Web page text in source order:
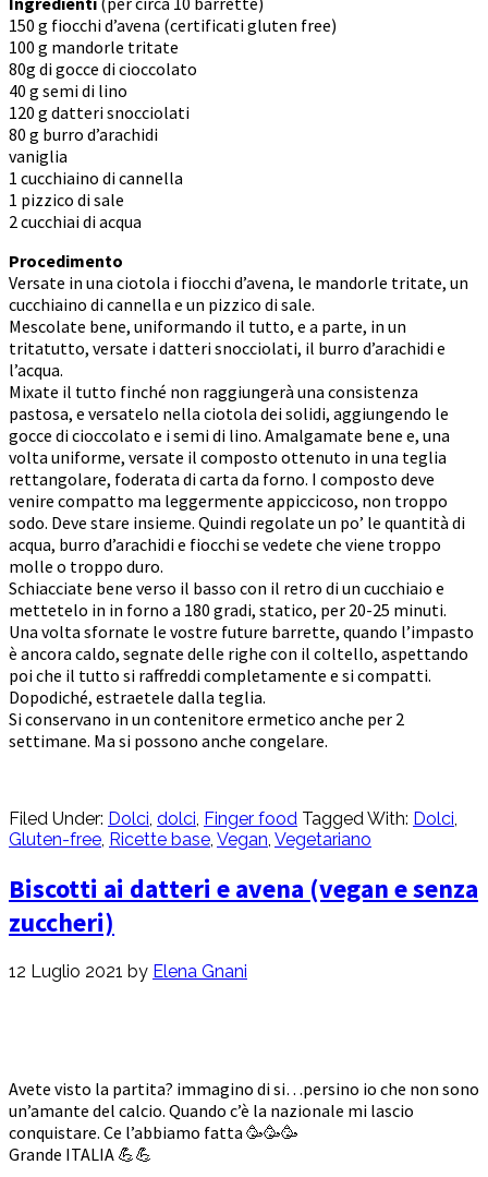
150 g fiocchi d’avena (certificati gluten free)
100 g mandorle tritate
80g di gocce di cioccolato
40 g semi di lino
120 g datteri snocciolati
80 g burro d’arachidi
vaniglia
1 cucchiaino di cannella
1 pizzico di sale
2 cucchiai di acqua
Procedimento
Versate in una ciotola i fiocchi d’avena, le mandorle tritate, un
cucchiaino di cannella e un pizzico di sale.
Mescolate bene, uniformando il tutto, e a parte, in un
tritatutto, versate i datteri snocciolati, il burro d’arachidi e
l’acqua.
Mixate il tutto finché non raggiungerà una consistenza
pastosa, e versatelo nella ciotola dei solidi, aggiungendo le
gocce di cioccolato e i semi di lino. Amalgamate bene e, una
volta uniforme, versate il composto ottenuto in una teglia
rettangolare, foderata di carta da forno. I composto deve
venire compatto ma leggermente appiccicoso, non troppo
sodo. Deve stare insieme. Quindi regolate un po’ le quantità di
acqua, burro d’arachidi e fiocchi se vedete che viene troppo
molle o troppo duro.
Schiacciate bene verso il basso con il retro di un cucchiaio e
mettetelo in in forno a 180 gradi, statico, per 20-25 minuti.
Una volta sfornate le vostre future barrette, quando l’impasto
è ancora caldo, segnate delle righe con il coltello, aspettando
poi che il tutto si raffreddi completamente e si compatti.
Dopodiché, estraetele dalla teglia.
Si conservano in un contenitore ermetico anche per 2
settimane. Ma si possono anche congelare.
Filed Under: Dolci, dolci, Finger food Tagged With: Dolci,
Gluten-free, Ricette base, Vegan, Vegetariano
Biscotti ai datteri e avena (vegan e senza
zuccheri)
12 Luglio 2021 by Elena Gnani
Avete visto la partita? immagino di si…persino io che non sono
un’amante del calcio. Quando c’è la nazionale mi lascio
conquistare. Ce l’abbiamo fatta 🥳🥳🥳
Grande ITALIA 💪💪